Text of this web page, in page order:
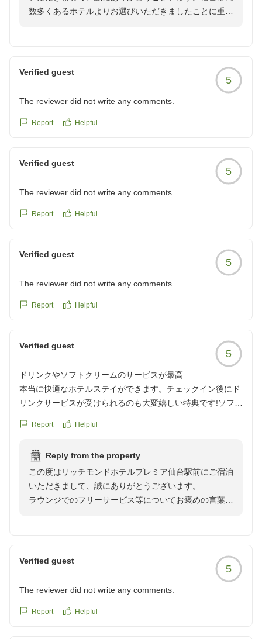
数多くあるホテルよりお選びいただきましたことに重ね
いただけるよう精進してまいりますので、何かお気付き
の点がございましたら、お聞かせいただけますと幸いで
この度はご多用の中ご投稿くださいまして、誠にありが
またのお越しを、スタッフ一同心よりお待ち申し上げて
フロント 佐藤
Verified guest
5
The reviewer did not write any comments.
Report Helpful
Verified guest
5
The reviewer did not write any comments.
Report Helpful
Verified guest
5
The reviewer did not write any comments.
Report Helpful
Verified guest
5
ドリンクやソフトクリームのサービスが最高
本当に快適なホテルステイができます。チェックイン後にド
リンクサービスが受けられるのも大変嬉しい特典です!ソフト
で小腹を満たすことができます!また各階のエレベーターにウ
仙台駅からデッキの奥まで歩けばエスカレーターで下の道路
に降りることもでき利便性も高いです!
個別空調もかなりしっかり効きますし、とても快適でした!ま
た利用させていただきます。
Report Helpful
Reply from the property
この度はリッチモンドホテルプレミア仙台駅前にご宿泊
いただきまして、誠にありがとうございます。
ラウンジでのフリーサービス等についてお褒めの言葉を
替わりでご用意しております。
ぜひ次回お越しの際にもお楽しみいただければ幸いで
がとうございます。
Verified guest
5
The reviewer did not write any comments.
Report Helpful